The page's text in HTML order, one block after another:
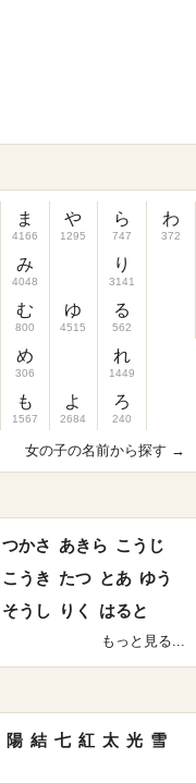
ま
4166
み
4048
む
800
め
306
も
1567
や
1295
ゆ
4515
よ
2684
ら
747
り
3141
る
562
れ
1449
ろ
240
わ
372
女の子の名前から探す →
つかさ あきら こうじ
こうき たつ とあ ゆう
そうし りく はると
もっと見る...
陽 結 七 紅 太 光 雪